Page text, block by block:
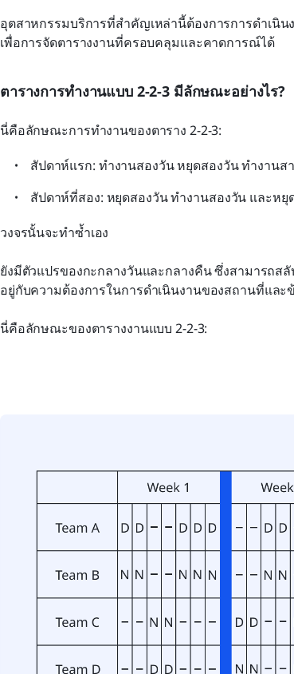
อุตสาหกรรมบริการที่สำคัญเหล่านี้ต้องการการดำเนิ
เพื่อการจัดตารางงานที่ครอบคลุมและคาดการณ์ได้
ตารางการทำงานแบบ 2-2-3 มีลักษณะอย่างไร?
นี่คือลักษณะการทำงานของตาราง 2-2-3:
สัปดาห์แรก: ทำงานสองวัน หยุดสองวัน ทำงานส
สัปดาห์ที่สอง: หยุดสองวัน ทำงานสองวัน และห
วงจรนั้นจะทำซ้ำเอง
ยังมีตัวแปรของกะกลางวันและกลางคืน ซึ่งสามารถส
อยู่กับความต้องการในการดำเนินงานของสถานที่แล
นี่คือลักษณะของตารางงานแบบ 2-2-3: